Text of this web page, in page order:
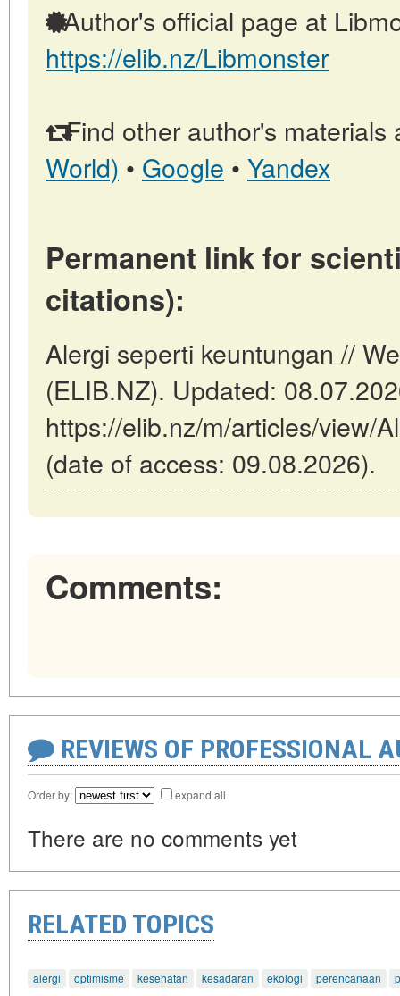
Author's official page at
https://elib.nz/Libmonster
Find other author's materials
World) • Google • Yandex
Permanent link for
citations):
Alergi seperti keuntungan //
(ELIB.NZ). Updated:
https://elib.nz/m/articles/view/
(date of access: 09.08.2026).
Comments:
REVIEWS OF PROFESSIONAL
Order by: expand all
There are no comments yet
RELATED TOPICS
alergi optimisme kesehatan kesadaran ekologi perencanaan